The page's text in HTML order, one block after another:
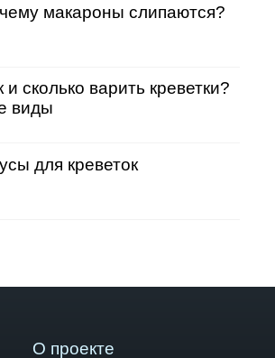
макароны слипаются?
и сколько варить креветки?
виды
для креветок
О проекте